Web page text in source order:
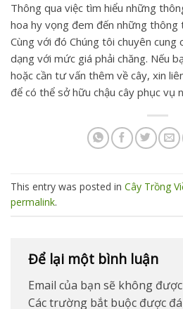
Thông qua việc tìm hiểu những
hoa hy vọng đem đến những thông
Cùng với đó Chúng tôi chuyên cung
dạng với mức giá phải chăng. Nếu
hoặc cần tư vấn thêm về cây, xin
để có thể sở hữu chậu cây phục vụ
This entry was posted in Cây Trồng
permalink.
Để lại một bình luận
Email của bạn sẽ không
Các trường bắt buộc được